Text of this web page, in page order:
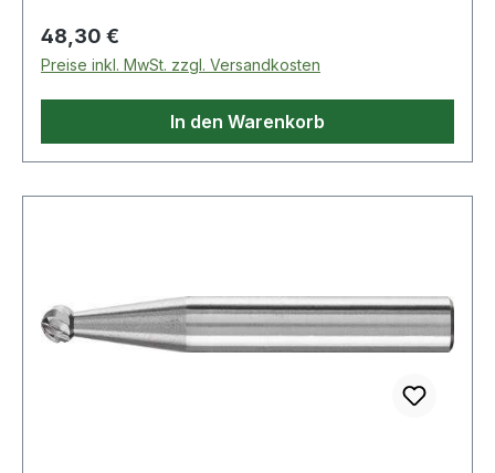
Regulärer Preis:
48,30 €
Preise inkl. MwSt. zzgl. Versandkosten
In den Warenkorb